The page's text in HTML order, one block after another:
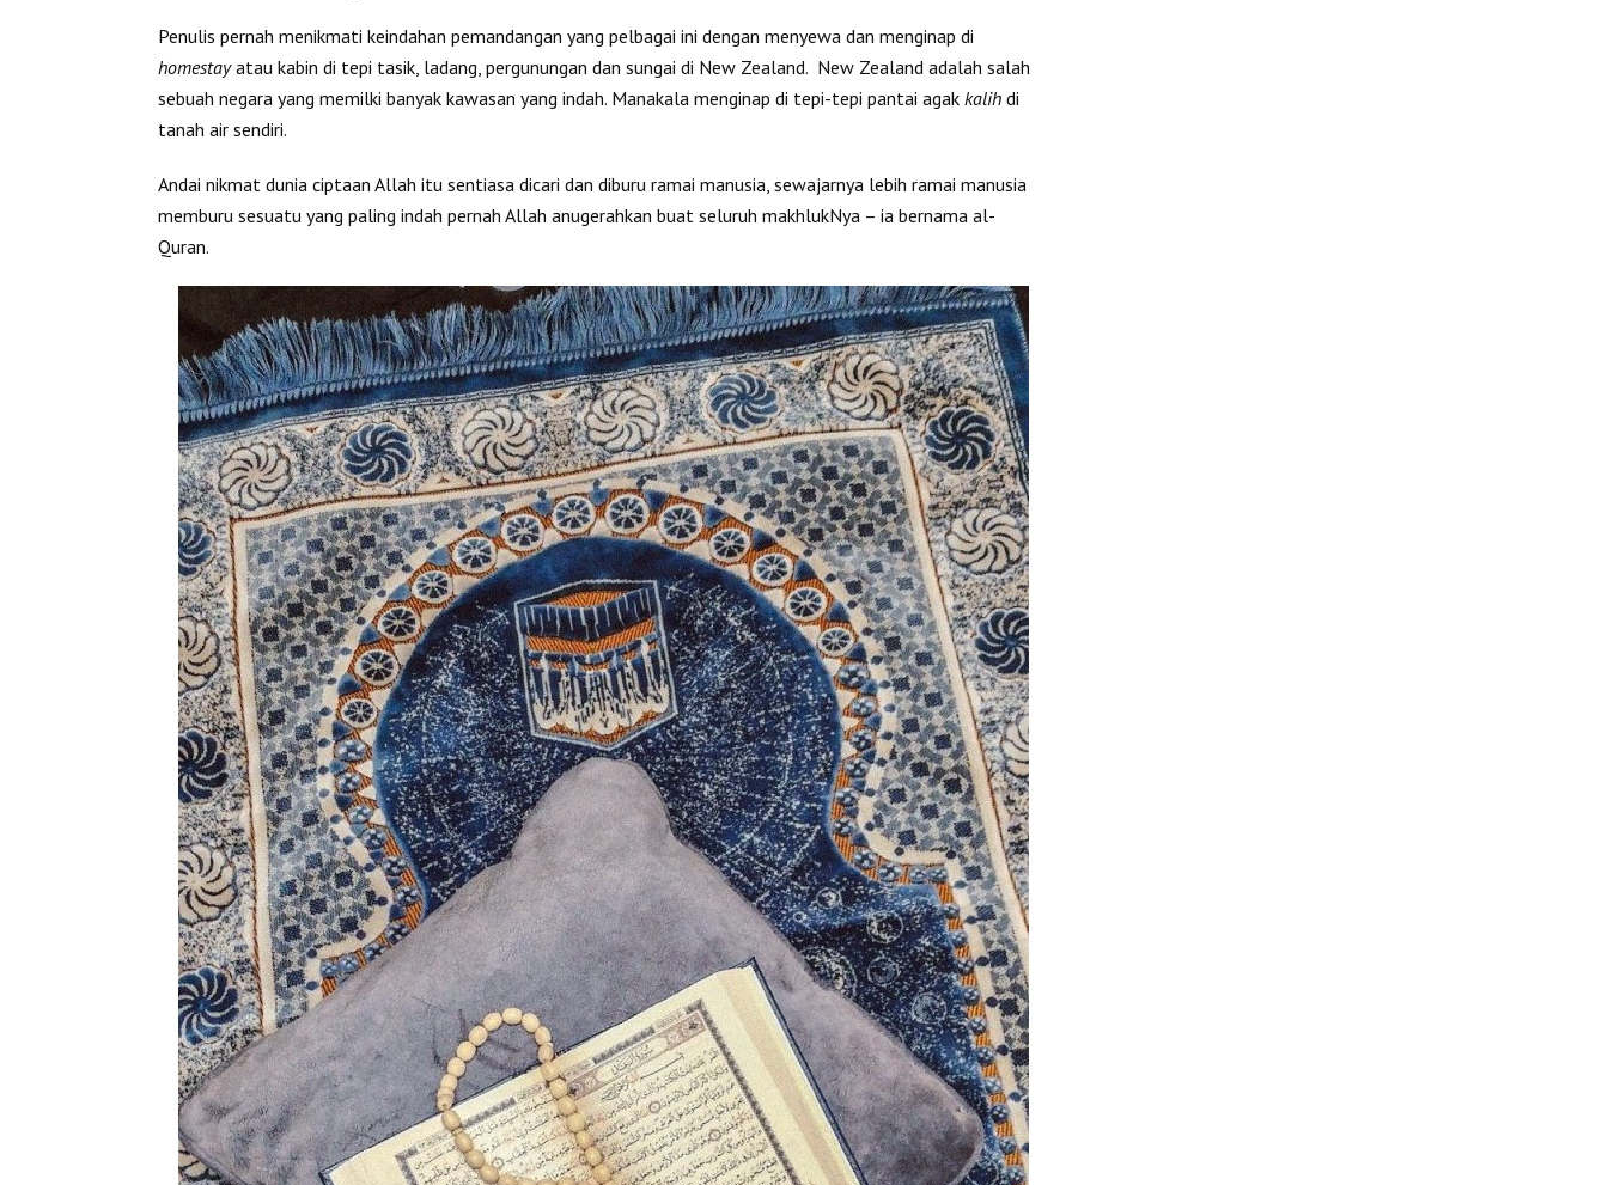
Penulis pernah menikmati keindahan pemandangan yang pelbagai ini dengan menyewa dan menginap di
homestayatau kabin di tepi tasik, ladang, pergunungan dan sungai di New Zealand. New Zealand adalah salah
sebuah negara yang memilki banyak kawasan yang indah. Manakala menginap di tepi-tepi pantai agak kalih di
tanah air sendiri.
Andai nikmat dunia ciptaan Allah itu sentiasa dicari dan diburu ramai manusia, sewajarnya lebih ramai manusia
memburu sesuatu yang paling indah pernah Allah anugerahkan buat seluruh makhlukNya – ia bernama al-
Quran.